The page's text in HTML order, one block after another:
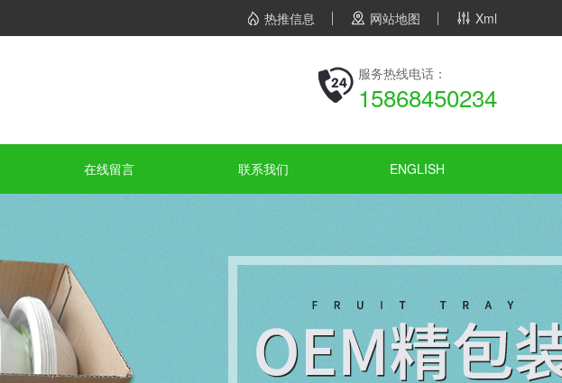
Xml
网站地图
热推信息
服务热线电话：
15868450234
在线留言 联系我们 ENGLISH